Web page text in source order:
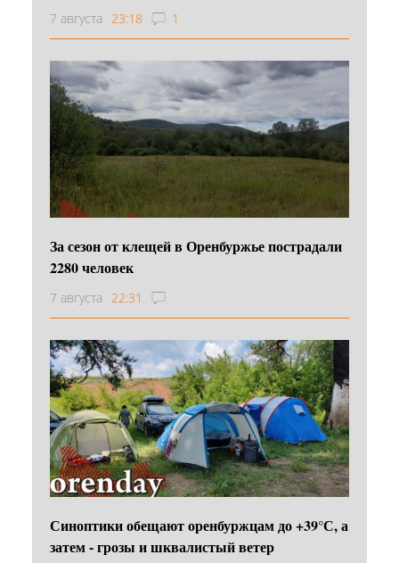
7 августа 23:18 1
За сезон от клещей в Оренбуржье пострадали
2280 человек
7 августа 22:31
Синоптики обещают оренбуржцам до +39°С, а
затем - грозы и шквалистый ветер